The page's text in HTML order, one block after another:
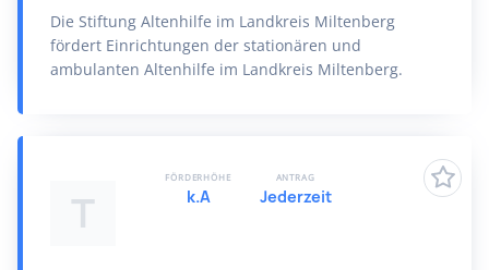
Die Stiftung Altenhilfe im Landkreis Miltenberg
fördert Einrichtungen der stationären und
ambulanten Altenhilfe im Landkreis Miltenberg.
T
FÖRDERHÖHE
k.A
ANTRAG
Jederzeit